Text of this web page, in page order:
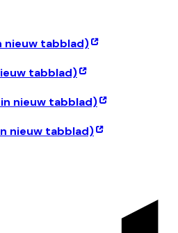
nieuw tabblad)
tabblad)
nieuw tabblad)
nieuw tabblad)